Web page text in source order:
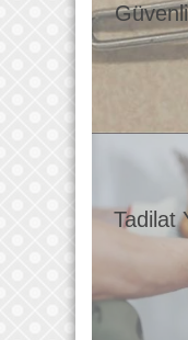
Tadilat